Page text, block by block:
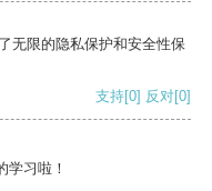
无限的隐私保护和安全性保
支持[0] 反对[0]
学习啦！